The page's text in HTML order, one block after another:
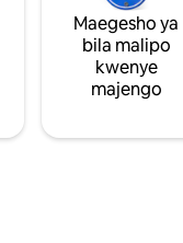
Maegesho ya
bila malipo
kwenye
majengo